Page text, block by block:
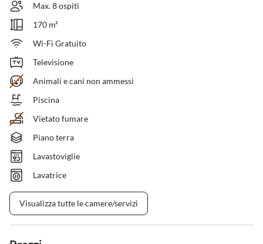
Max. 8 ospiti
170 m²
Wi-Fi Gratuito
Televisione
Animali e cani non ammessi
Piscina
Vietato fumare
Piano terra
Lavastoviglie
Lavatrice
Visualizza tutte le camere/servizi